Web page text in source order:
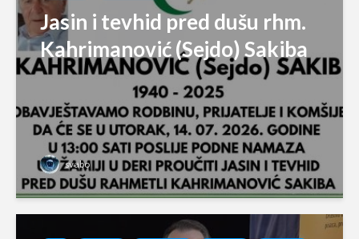
Jasin i tevhid pred dušu rhm.
Kahrimanović (Sejdo) Sakiba
svabo